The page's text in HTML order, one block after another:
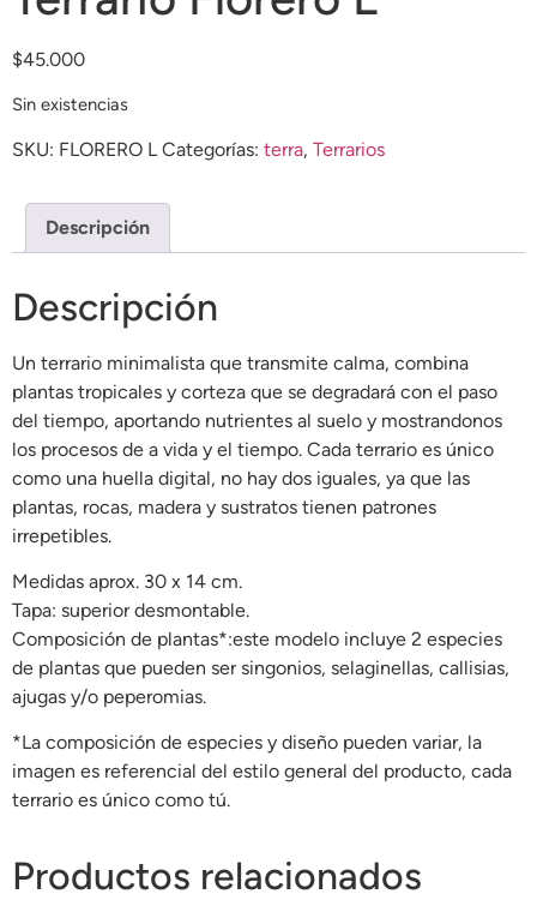
$45.000
Sin existencias
SKU: FLORERO L Categorías: terra, Terrarios
Descripción
Descripción
Un terrario minimalista que transmite calma, combina
plantas tropicales y corteza que se degradará con el paso
del tiempo, aportando nutrientes al suelo y mostrandonos
los procesos de a vida y el tiempo. Cada terrario es único
como una huella digital, no hay dos iguales, ya que las
plantas, rocas, madera y sustratos tienen patrones
irrepetibles.
Medidas aprox. 30 x 14 cm.
Tapa: superior desmontable.
Composición de plantas*:este modelo incluye 2 especies
de plantas que pueden ser singonios, selaginellas, callisias,
ajugas y/o peperomias.
*La composición de especies y diseño pueden variar, la
imagen es referencial del estilo general del producto, cada
terrario es único como tú.
Productos relacionados